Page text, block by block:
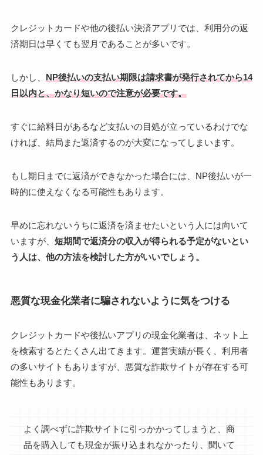
クレジットカードや他の後払い決済アプリでは、利用分の返
済期日は早くても翌月であることが多いです。
しかし、 NP後払いの支払い期限は請求書が発行されてから14
日以内と、かなり短いので注意が必要です。
すぐに給料日があるなど支払いの目処が立っているわけでな
ければ、結局また返済するのが大変になってしまいます。
もし期日までに返済ができなかった場合には、NP後払いが一
時的に使えなくなる可能性もあります。
早めに忘れないうちに返済を済ませたいという人には向いて
いますが、 短期間で返済分の収入が得られる予定がないとい
う人は、他の方法を検討した方がいいでしょう。
悪質な現金化業者に騙されないように気をつける
クレジットカードや後払いアプリの現金化業者は、ネット上
を検索するとたくさん出てきます。運営実績が長く、利用者
の多いサイトもありますが、悪質な詐欺サイトが存在する可
能性もあります。
よく調べずに詐欺サイトに引っかかってしまうと、商
品を購入しても現金が振り込まれなかったり、聞いて